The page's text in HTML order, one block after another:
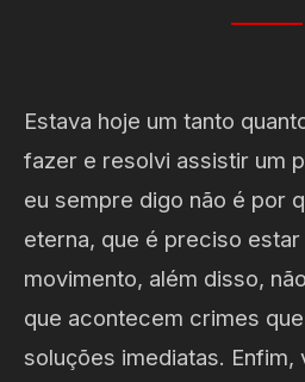
Estava hoje um tanto
fazer e resolvi assistir um
eu sempre digo não é por
eterna, que é preciso
movimento, além disso,
que acontecem crimes
soluções imediatas. Enfim,